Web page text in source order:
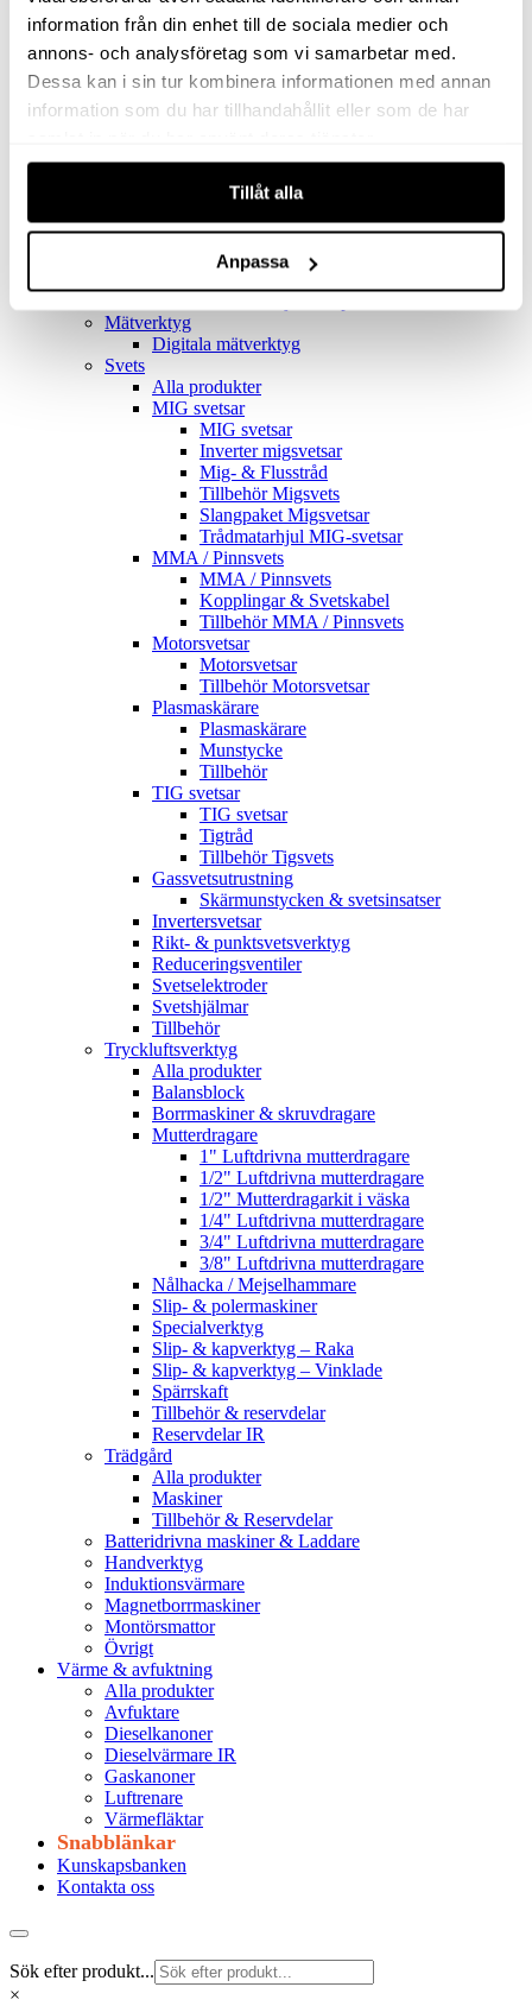
information från din enhet till de sociala medier och
annons- och analysföretag som vi samarbetar med.
Dessa kan i sin tur kombinera informationen med annan
information som du har tillhandahållit eller som de har
Tillåt alla
Anpassa
Golv- & Kombinationsmunstycke
Munstycke
Motor
Reservdelar dammsugare
Rör & handtag
Uppsamlingspåsar
Alla produkter
Mätverktyg
Digitala mätverktyg
Svets
Alla produkter
MIG svetsar
MIG svetsar
Inverter migsvetsar
Mig- & Flusstråd
Tillbehör Migsvets
Slangpaket Migsvetsar
Trådmatarhjul MIG-svetsar
MMA / Pinnsvets
MMA / Pinnsvets
Kopplingar & Svetskabel
Tillbehör MMA / Pinnsvets
Motorsvetsar
Motorsvetsar
Tillbehör Motorsvetsar
Plasmaskärare
Plasmaskärare
Munstycke
Tillbehör
TIG svetsar
TIG svetsar
Tigtråd
Tillbehör Tigsvets
Gassvetsutrustning
Skärmunstycken & svetsinsatser
Invertersvetsar
Rikt- & punktsvetsverktyg
Reduceringsventiler
Svetselektroder
Svetshjälmar
Tillbehör
Tryckluftsverktyg
Alla produkter
Balansblock
Borrmaskiner & skruvdragare
Mutterdragare
1" Luftdrivna mutterdragare
1/2" Luftdrivna mutterdragare
1/2" Mutterdragarkit i väska
1/4" Luftdrivna mutterdragare
3/4" Luftdrivna mutterdragare
3/8" Luftdrivna mutterdragare
Nålhacka / Mejselhammare
Slip- & polermaskiner
Specialverktyg
Slip- & kapverktyg – Raka
Slip- & kapverktyg – Vinklade
Spärrskaft
Tillbehör & reservdelar
Reservdelar IR
Trädgård
Alla produkter
Maskiner
Tillbehör & Reservdelar
Batteridrivna maskiner & Laddare
Handverktyg
Induktionsvärmare
Magnetborrmaskiner
Montörsmattor
Övrigt
Värme & avfuktning
Alla produkter
Avfuktare
Dieselkanoner
Dieselvärmare IR
Gaskanoner
Luftrenare
Värmefläktar
Snabblänkar
Kunskapsbanken
Kontakta oss
Sök efter produkt...
×